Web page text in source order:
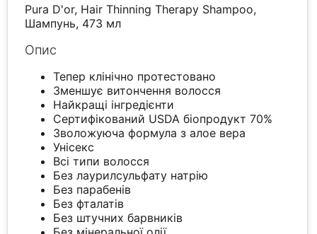
Pura D'or, Hair Thinning Therapy Shampoo,
Шампунь, 473 мл
Опис
Тепер клінічно протестовано
Зменшує витончення волосся
Найкращі інгредієнти
Сертифікований USDA біопродукт 70%
Зволожуюча формула з алое вера
Унісекс
Всі типи волосся
Без лаурилсульфату натрію
Без парабенів
Без фталатів
Без штучних барвників